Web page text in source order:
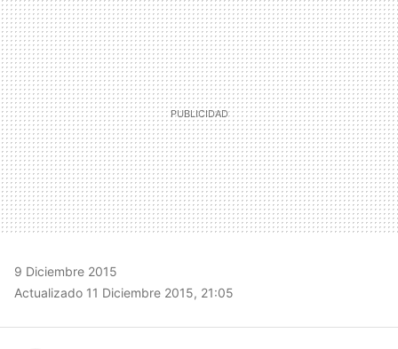
MAIL
9 Diciembre 2015
Actualizado 11 Diciembre 2015, 21:05